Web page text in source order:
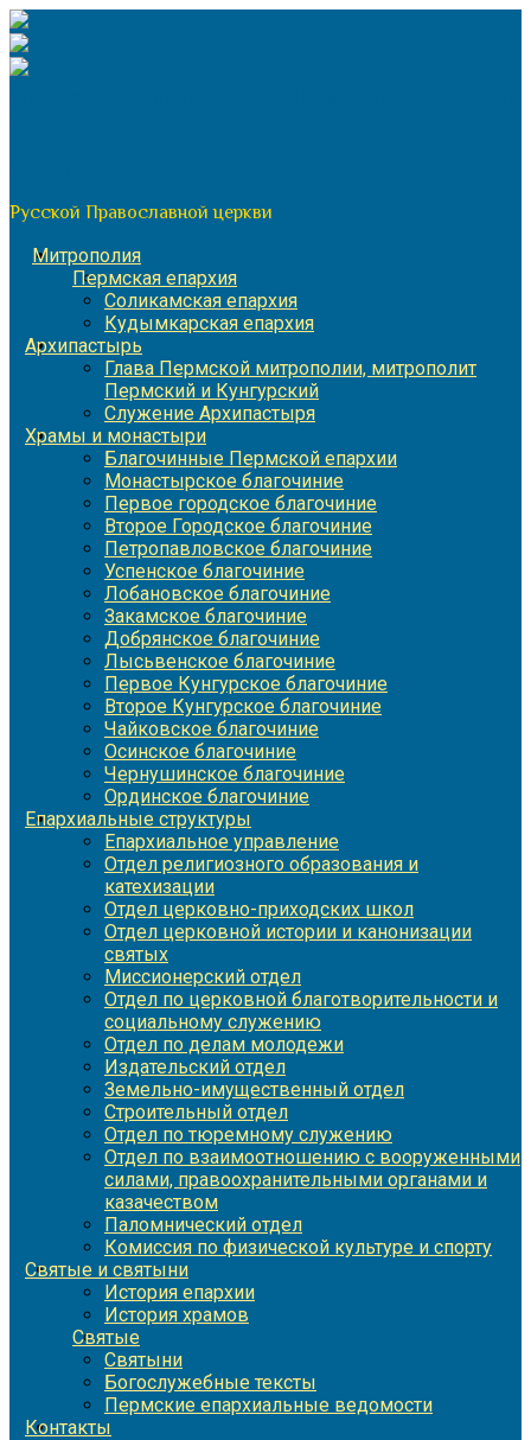
Перейти
к
содержимому
Русской Православной церкви
Митрополия
Пермская епархия
Соликамская епархия
Кудымкарская епархия
Архипастырь
Глава Пермской митрополии, митрополит
Пермский и Кунгурский
Служение Архипастыря
Храмы и монастыри
Благочинные Пермской епархии
Монастырское благочиние
Первое городское благочиние
Второе Городское благочиние
Петропавловское благочиние
Успенское благочиние
Лобановское благочиние
Закамское благочиние
Добрянское благочиние
Лысьвенское благочиние
Первое Кунгурское благочиние
Второе Кунгурское благочиние
Чайковское благочиние
Осинское благочиние
Чернушинское благочиние
Ординское благочиние
Епархиальные структуры
Епархиальное управление
Отдел религиозного образования и
катехизации
Отдел церковно-приходских школ
Отдел церковной истории и канонизации
святых
Миссионерский отдел
Отдел по церковной благотворительности и
социальному служению
Отдел по делам молодежи
Издательский отдел
Земельно-имущественный отдел
Строительный отдел
Отдел по тюремному служению
Отдел по взаимоотношению с вооруженными
силами, правоохранительными органами и
казачеством
Паломнический отдел
Комиссия по физической культуре и спорту
Святые и святыни
История епархии
История храмов
Святые
Святыни
Богослужебные тексты
Пермские епархиальные ведомости
Контакты